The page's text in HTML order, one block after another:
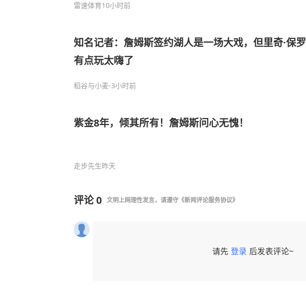
雷速体育10小时前
知名记者：詹姆斯签约湖人是一场大戏，但里奇·保罗
有点玩太嗨了
稻谷与小麦-3小时前
紫金8年，倾其所有！詹姆斯问心无愧！
走步先生昨天
评论0 文明上网理性发言，请遵守 《新闻评论服务协议》
请先 登录 后发表评论~